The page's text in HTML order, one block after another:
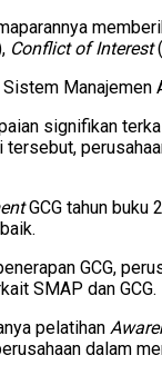
Conflict of Interest
signifikan
GCG tahun buku
GCG,
SMAP dan GCG.
pelatihan
dalam